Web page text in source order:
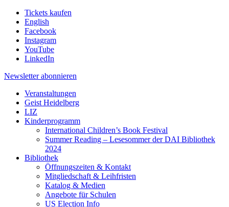
Tickets kaufen
English
Facebook
Instagram
YouTube
LinkedIn
Newsletter abonnieren
Veranstaltungen
Geist Heidelberg
LIZ
Kinderprogramm
International Children’s Book Festival
Summer Reading – Lesesommer der DAI Bibliothek
2024
Bibliothek
Öffnungszeiten & Kontakt
Mitgliedschaft & Leihfristen
Katalog & Medien
Angebote für Schulen
US Election Info